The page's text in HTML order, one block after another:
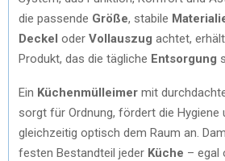
die passende Größe, stabile
Deckel oder Vollauszug achtet,
Produkt, das die tägliche Entsorgung
Ein Küchenmülleimer mit
sorgt für Ordnung, fördert die Hygiene
gleichzeitig optisch dem Raum an.
festen Bestandteil jeder Küche – egal